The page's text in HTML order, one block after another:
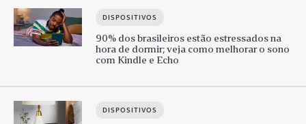
DISPOSITIVOS
90% dos brasileiros estão estressados na
hora de dormir; veja como melhorar o sono
com Kindle e Echo
DISPOSITIVOS